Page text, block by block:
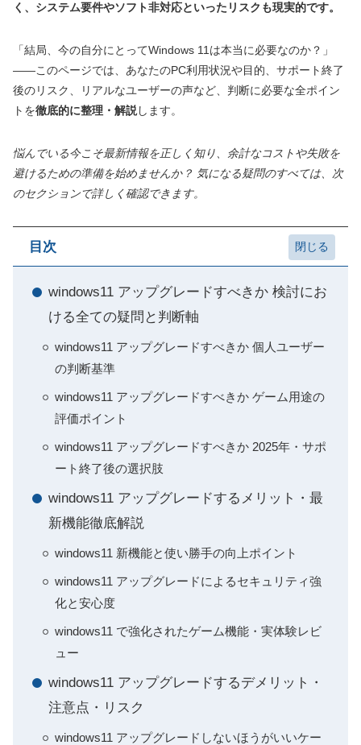
く、システム要件やソフト非対応といったリスクも現実的です。
「結局、今の自分にとってWindows 11は本当に必要なのか？」
——このページでは、あなたのPC利用状況や目的、サポート終了
後のリスク、リアルなユーザーの声など、判断に必要な全ポイン
トを徹底的に整理・解説します。
悩んでいる今こそ最新情報を正しく知り、余計なコストや失敗を
避けるための準備を始めませんか？ 気になる疑問のすべては、次
のセクションで詳しく確認できます。
目次
windows11 アップグレードすべきか 検討にお
ける全ての疑問と判断軸
windows11 アップグレードすべきか 個人ユーザー
の判断基準
windows11 アップグレードすべきか ゲーム用途の
評価ポイント
windows11 アップグレードすべきか 2025年・サポ
ート終了後の選択肢
windows11 アップグレードするメリット・最
新機能徹底解説
windows11 新機能と使い勝手の向上ポイント
windows11 アップグレードによるセキュリティ強
化と安心度
windows11 で強化されたゲーム機能・実体験レビ
ュー
windows11 アップグレードするデメリット・
注意点・リスク
windows11 アップグレードしないほうがいいケー